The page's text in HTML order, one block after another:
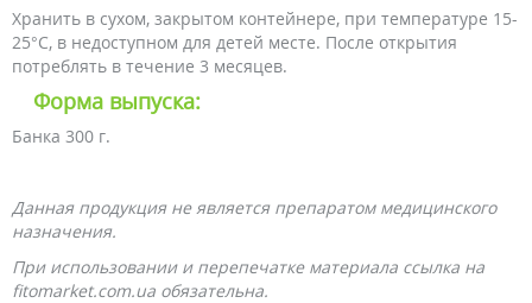
Хранить в сухом, закрытом контейнере, при температуре 15-
25°C, в недоступном для детей месте. После открытия
потреблять в течение 3 месяцев.
Форма выпуска:
Банка 300 г.
Данная продукция не является препаратом медицинского
назначения.
При использовании и перепечатке материала ссылка на
fitomarket.com.ua обязательна.